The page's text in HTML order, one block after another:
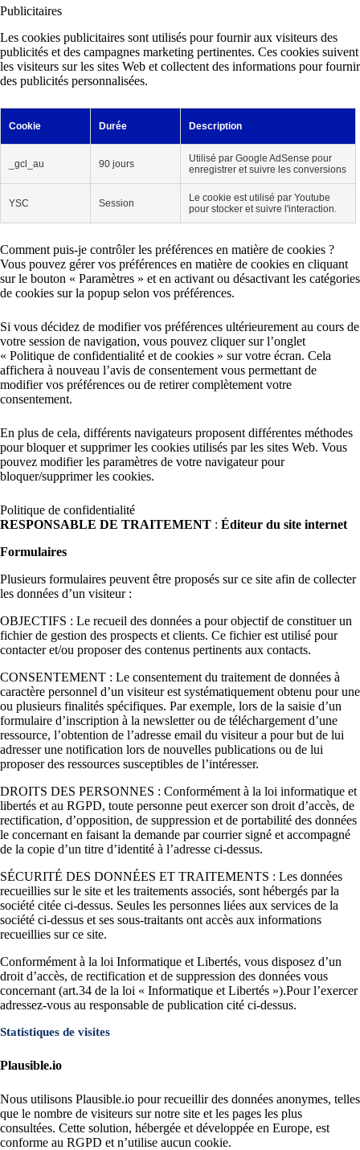
Publicitaires
Les cookies publicitaires sont utilisés pour fournir aux visiteurs des
publicités et des campagnes marketing pertinentes. Ces cookies suivent
les visiteurs sur les sites Web et collectent des informations pour fournir
des publicités personnalisées.
Cookie Durée Description
_gcl_au 90 jours
Utilisé par Google AdSense pour
enregistrer et suivre les conversions
YSC Session
Le cookie est utilisé par Youtube
pour stocker et suivre l'interaction.
Comment puis-je contrôler les préférences en matière de cookies ?
Vous pouvez gérer vos préférences en matière de cookies en cliquant
sur le bouton « Paramètres » et en activant ou désactivant les catégories
de cookies sur la popup selon vos préférences.
Si vous décidez de modifier vos préférences ultérieurement au cours de
votre session de navigation, vous pouvez cliquer sur l’onglet
« Politique de confidentialité et de cookies » sur votre écran. Cela
affichera à nouveau l’avis de consentement vous permettant de
modifier vos préférences ou de retirer complètement votre
consentement.
En plus de cela, différents navigateurs proposent différentes méthodes
pour bloquer et supprimer les cookies utilisés par les sites Web. Vous
pouvez modifier les paramètres de votre navigateur pour
bloquer/supprimer les cookies.
Politique de confidentialité
RESPONSABLE DE TRAITEMENT : Éditeur du site internet
Formulaires
Plusieurs formulaires peuvent être proposés sur ce site afin de collecter
les données d’un visiteur :
OBJECTIFS : Le recueil des données a pour objectif de constituer un
fichier de gestion des prospects et clients. Ce fichier est utilisé pour
contacter et/ou proposer des contenus pertinents aux contacts.
CONSENTEMENT : Le consentement du traitement de données à
caractère personnel d’un visiteur est systématiquement obtenu pour une
ou plusieurs finalités spécifiques. Par exemple, lors de la saisie d’un
formulaire d’inscription à la newsletter ou de téléchargement d’une
ressource, l’obtention de l’adresse email du visiteur a pour but de lui
adresser une notification lors de nouvelles publications ou de lui
proposer des ressources susceptibles de l’intéresser.
DROITS DES PERSONNES : Conformément à la loi informatique et
libertés et au RGPD, toute personne peut exercer son droit d’accès, de
rectification, d’opposition, de suppression et de portabilité des données
le concernant en faisant la demande par courrier signé et accompagné
de la copie d’un titre d’identité à l’adresse ci-dessus.
SÉCURITÉ DES DONNÉES ET TRAITEMENTS : Les données
recueillies sur le site et les traitements associés, sont hébergés par la
société citée ci-dessus. Seules les personnes liées aux services de la
société ci-dessus et ses sous-traitants ont accès aux informations
recueillies sur ce site.
Conformément à la loi Informatique et Libertés, vous disposez d’un
droit d’accès, de rectification et de suppression des données vous
concernant (art.34 de la loi « Informatique et Libertés »).Pour l’exercer
adressez-vous au responsable de publication cité ci-dessus.
Statistiques de visites
Plausible.io
Nous utilisons Plausible.io pour recueillir des données anonymes, telles
que le nombre de visiteurs sur notre site et les pages les plus
consultées. Cette solution, hébergée et développée en Europe, est
conforme au RGPD et n’utilise aucun cookie.